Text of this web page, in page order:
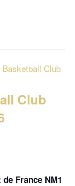
Club
Club
France NM1